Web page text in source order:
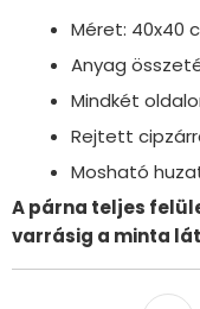
Méret: 40x40
Anyag
Mindkét
Rejtett
Mosható
A párna teljes
varrásig a minta